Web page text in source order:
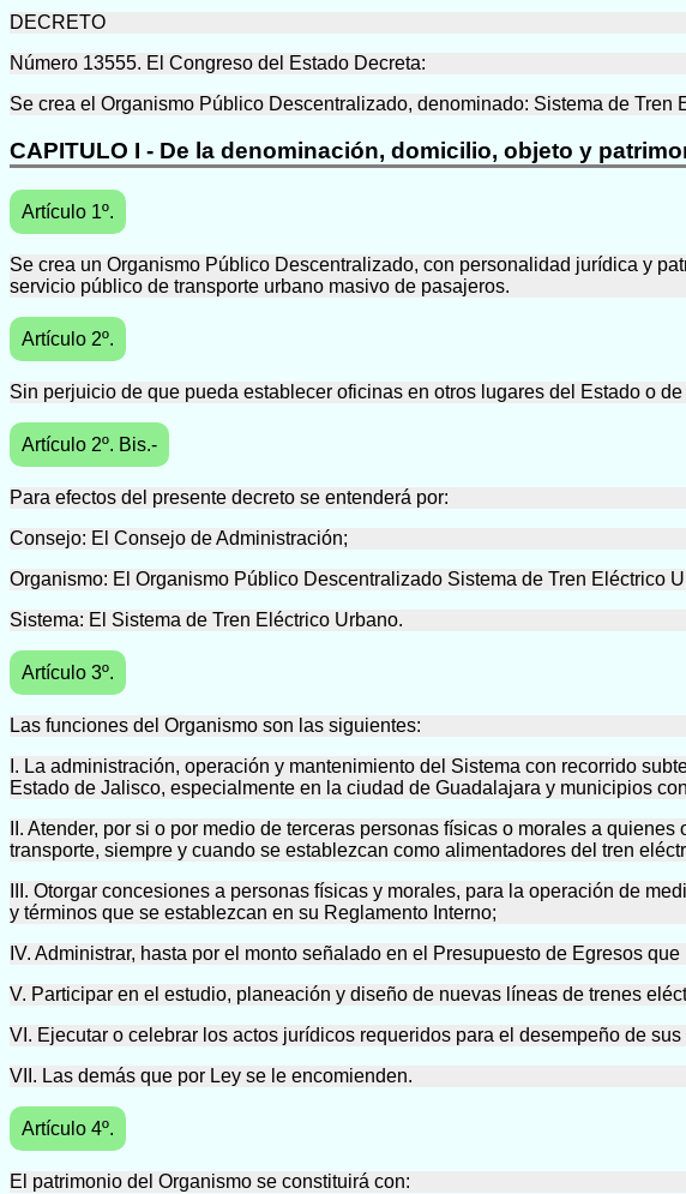
DECRETO
Número 13555. El Congreso del Estado Decreta:
Se crea el Organismo Público Descentralizado, denominado: Sistema de Tren
CAPITULO I - De la denominación, domicilio, objeto y
Artículo 1º.
Se crea un Organismo Público Descentralizado, con personalidad jurídica y
servicio público de transporte urbano masivo de pasajeros.
Artículo 2º.
Sin perjuicio de que pueda establecer oficinas en otros lugares del Estado o
Artículo 2º. Bis.-
Para efectos del presente decreto se entenderá por:
Consejo: El Consejo de Administración;
Organismo: El Organismo Público Descentralizado Sistema de Tren Eléctrico
Sistema: El Sistema de Tren Eléctrico Urbano.
Artículo 3º.
Las funciones del Organismo son las siguientes:
I. La administración, operación y mantenimiento del Sistema con recorrido
Estado de Jalisco, especialmente en la ciudad de Guadalajara y municipios
II. Atender, por si o por medio de terceras personas físicas o morales a
transporte, siempre y cuando se establezcan como alimentadores del tren
III. Otorgar concesiones a personas físicas y morales, para la operación de
y términos que se establezcan en su Reglamento Interno;
IV. Administrar, hasta por el monto señalado en el Presupuesto de Egresos
V. Participar en el estudio, planeación y diseño de nuevas líneas de trenes
VI. Ejecutar o celebrar los actos jurídicos requeridos para el desempeño de
VII. Las demás que por Ley se le encomienden.
Artículo 4º.
El patrimonio del Organismo se constituirá con: